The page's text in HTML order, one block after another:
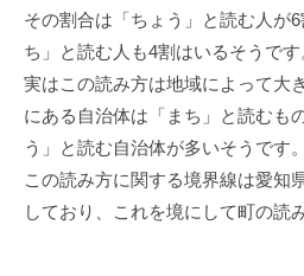
その割合は「ちょう」と読む⼈が
ち」と読む⼈も4割はいるそうです
実はこの読み⽅は地域によって⼤
にある⾃治体は「まち」と読むも
う」と読む⾃治体が多いそうです。
この読み⽅に関する境界線は愛知
しており、これを境にして町の読